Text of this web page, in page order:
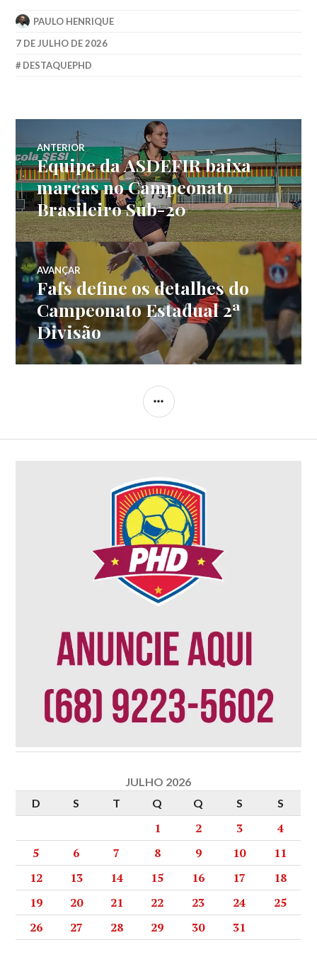
PAULO HENRIQUE
7 DE JULHO DE 2026
DESTAQUEPHD
ANTERIOR
Equipe da ASDEFIR baixa
marcas no Campeonato
Brasileiro Sub-20
AVANÇAR
Fafs define os detalhes do
Campeonato Estadual 2ª
Divisão
JULHO 2026
D
S T Q Q S S
1 2 3
4
5
6 7 8 9 10
11
12
13 14 15 16 17
18
19
20 21 22 23 24
25
26
27 28 29 30 31